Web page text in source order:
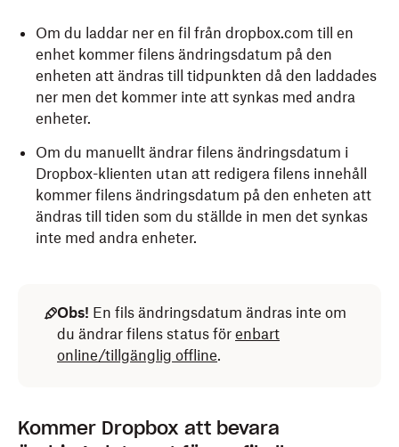
Om du laddar ner en fil från dropbox.com till en
enhet kommer filens ändringsdatum på den
enheten att ändras till tidpunkten då den laddades
ner men det kommer inte att synkas med andra
enheter.
Om du manuellt ändrar filens ändringsdatum i
Dropbox-klienten utan att redigera filens innehåll
kommer filens ändringsdatum på den enheten att
ändras till tiden som du ställde in men det synkas
inte med andra enheter.
Obs! En fils ändringsdatum ändras inte om
du ändrar filens status för enbart
online/tillgänglig offline.
Kommer Dropbox att bevara